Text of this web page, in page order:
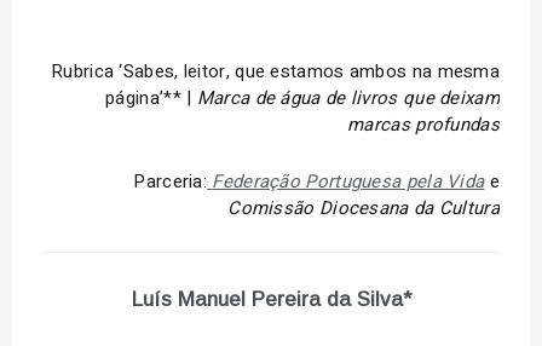
Rubrica ‘Sabes, leitor, que estamos ambos na mesma
página’** | Marca de água de livros que deixam
marcas profundas
Parceria: Federação Portuguesa pela Vidae
Comissão Diocesana da Cultura
Luís Manuel Pereira da Silva*